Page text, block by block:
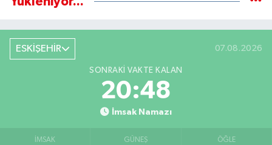
ESKİŞEHİR 07.08.2026
SONRAKI VAKTE KALAN
20:47
İmsak Namazı
İMSAK GÜNEŞ ÖĞLE